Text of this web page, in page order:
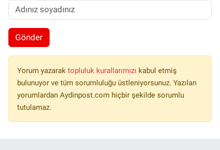
Gönder
Yorum yazarak topluluk kurallarımızı kabul etmiş
bulunuyor ve tüm sorumluluğu üstleniyorsunuz. Yazılan
yorumlardan Aydinpost.com hiçbir şekilde sorumlu
tutulamaz.